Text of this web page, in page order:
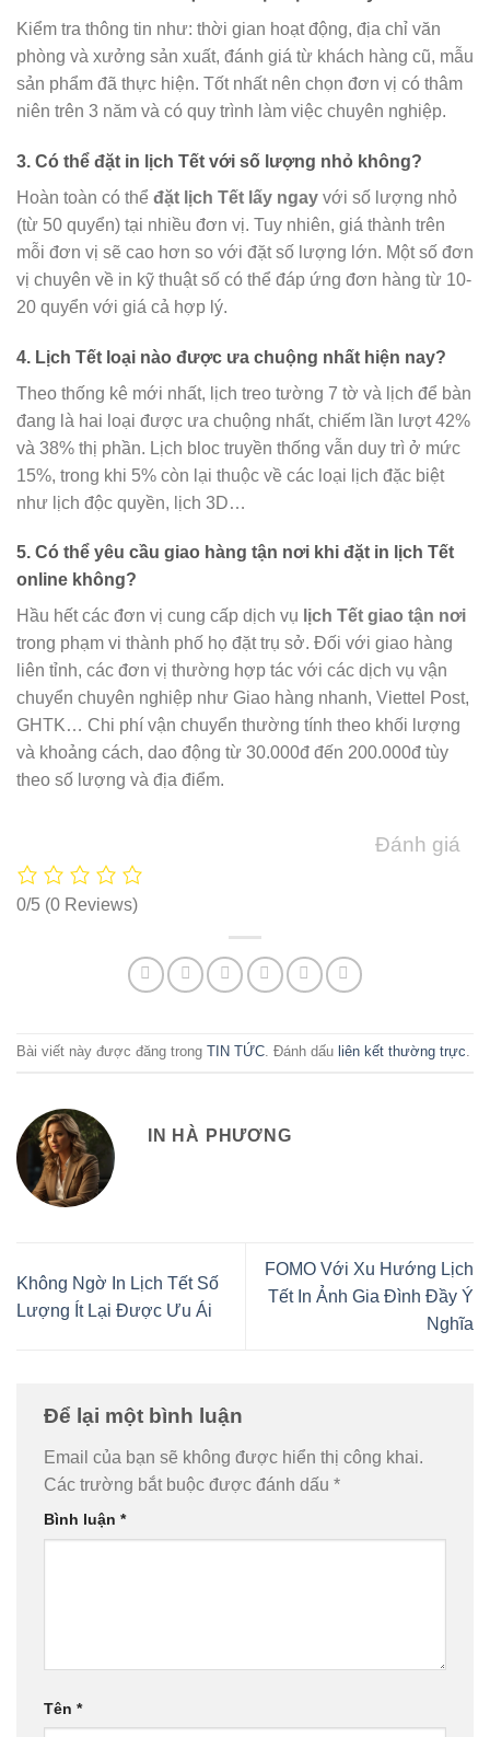
Kiểm tra thông tin như: thời gian hoạt động, địa chỉ văn
phòng và xưởng sản xuất, đánh giá từ khách hàng cũ, mẫu
sản phẩm đã thực hiện. Tốt nhất nên chọn đơn vị có thâm
niên trên 3 năm và có quy trình làm việc chuyên nghiệp.
3. Có thể đặt in lịch Tết với số lượng nhỏ không?
Hoàn toàn có thể đặt lịch Tết lấy ngay với số lượng nhỏ
(từ 50 quyển) tại nhiều đơn vị. Tuy nhiên, giá thành trên
mỗi đơn vị sẽ cao hơn so với đặt số lượng lớn. Một số đơn
vị chuyên về in kỹ thuật số có thể đáp ứng đơn hàng từ 10-
20 quyển với giá cả hợp lý.
4. Lịch Tết loại nào được ưa chuộng nhất hiện nay?
Theo thống kê mới nhất, lịch treo tường 7 tờ và lịch để bàn
đang là hai loại được ưa chuộng nhất, chiếm lần lượt 42%
và 38% thị phần. Lịch bloc truyền thống vẫn duy trì ở mức
15%, trong khi 5% còn lại thuộc về các loại lịch đặc biệt
như lịch độc quyền, lịch 3D…
5. Có thể yêu cầu giao hàng tận nơi khi đặt in lịch Tết
online không?
Hầu hết các đơn vị cung cấp dịch vụ lịch Tết giao tận nơi
trong phạm vi thành phố họ đặt trụ sở. Đối với giao hàng
liên tỉnh, các đơn vị thường hợp tác với các dịch vụ vận
chuyển chuyên nghiệp như Giao hàng nhanh, Viettel Post,
GHTK… Chi phí vận chuyển thường tính theo khối lượng
và khoảng cách, dao động từ 30.000đ đến 200.000đ tùy
theo số lượng và địa điểm.
Đánh giá
0/5 (0 Reviews)
Bài viết này được đăng trong TIN TỨC. Đánh dấu liên kết thường trực.
IN HÀ PHƯƠNG
Không Ngờ In Lịch Tết Số
Lượng Ít Lại Được Ưu Ái
FOMO Với Xu Hướng Lịch
Tết In Ảnh Gia Đình Đầy Ý
Nghĩa
Để lại một bình luận
Email của bạn sẽ không được hiển thị công khai.
Các trường bắt buộc được đánh dấu *
Bình luận *
Tên *